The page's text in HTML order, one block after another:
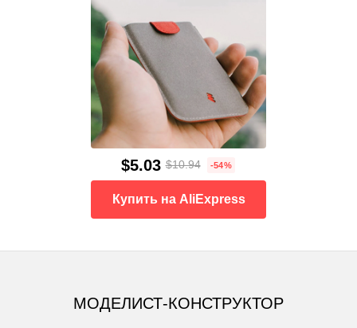
$5.03 $10.94 -54%
Купить на AliExpress
МОДЕЛИСТ-КОНСТРУКТОР